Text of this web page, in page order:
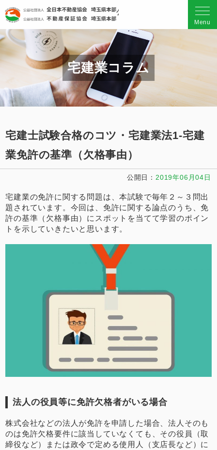
公益社団法人 全日本不動
Menu
宅建業コラム
宅建士試験合格のコツ・宅建業法1-宅建
業免許の基準（欠格事由）
公開日 2019年06月04日
宅建業の免許に関する問題は、本試験で毎年２～３問出
題されています。今回は、免許に関する論点のうち、免
許の基準（欠格事由）にスポットを当てて学習のポイン
トを示していきたいと思います。
法人の役員等に免許欠格者がいる場合
株式会社などの法人が免許を申請した場合、法人そのも
のは免許欠格要件に該当していなくても、その役員（取
締役など）または政令で定める使用人（支店長など）に